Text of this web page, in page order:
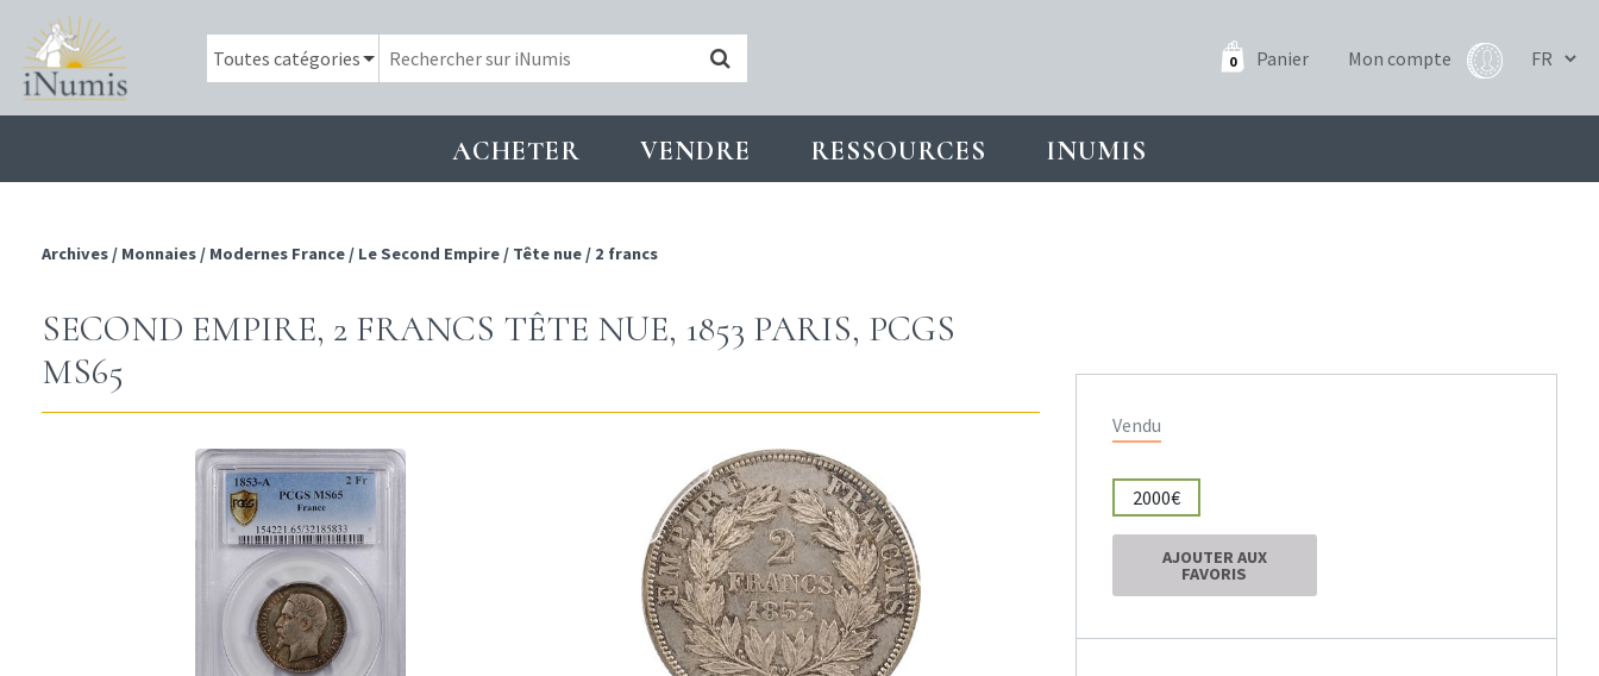
0 Panier Mon compte
ACHETER VENDRE RESSOURCES INUMIS
Archives / Monnaies / Modernes France / Le Second Empire / Tête nue / 2 francs
SECOND EMPIRE, 2 FRANCS TÊTE NUE, 1853 PARIS, PCGS
MS65
Vendu
2000€
AJOUTER AUX
FAVORIS